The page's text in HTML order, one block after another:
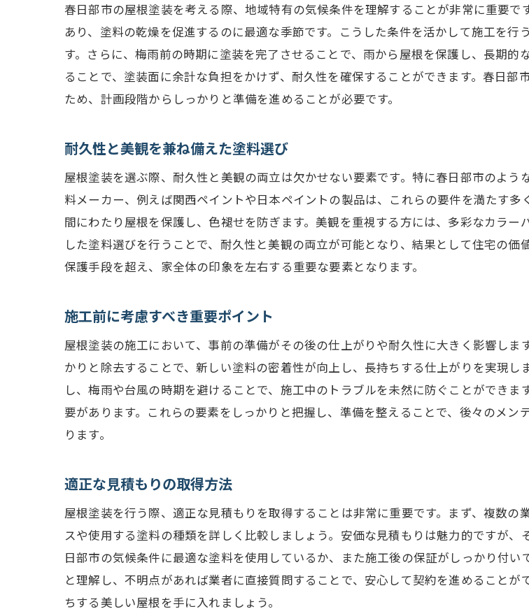
雨や紫外線に対する耐性を確認
防水性と耐熱性の重要性
季節ごとの塗料選びのポイント
色選びがもたらす効果
エコフレンドリーな塗料選択
契約前に確認するべき書類
施工実績の確認方法
業者との信頼関係を築く方法
不安を解消するための質問集
価格と品質のバランスを考える
見積もりの比較ポイント
安価な塗料に潜むリスク
長期的なコストパフォーマンス
耐久性に優れた塗料の特徴
塗料の成分を理解する
塗料メーカーの選び方
再塗装のタイミングを知る
春日部市の屋根塗装を考える際、地域特有の気候条件を理解することが非常に重要
あり、塗料の乾燥を促進するのに最適な季節です。こうした条件を活かして施工を
す。さらに、梅雨前の時期に塗装を完了させることで、雨から屋根を保護し、長期
ることで、塗装面に余計な負担をかけず、耐久性を確保することができます。春日
ため、計画段階からしっかりと準備を進めることが必要です。
耐久性と美観を兼ね備えた塗料選び
屋根塗装を選ぶ際、耐久性と美観の両立は欠かせない要素です。特に春日部市のよ
料メーカー、例えば関西ペイントや日本ペイントの製品は、これらの要件を満たす
間にわたり屋根を保護し、色褪せを防ぎます。美観を重視する方には、多彩なカラ
した塗料選びを行うことで、耐久性と美観の両立が可能となり、結果として住宅の
保護手段を超え、家全体の印象を左右する重要な要素となります。
施工前に考慮すべき重要ポイント
屋根塗装の施工において、事前の準備がその後の仕上がりや耐久性に大きく影響し
かりと除去することで、新しい塗料の密着性が向上し、長持ちする仕上がりを実現
し、梅雨や台風の時期を避けることで、施工中のトラブルを未然に防ぐことができ
要があります。これらの要素をしっかりと把握し、準備を整えることで、後々のメ
ります。
適正な見積もりの取得方法
屋根塗装を行う際、適正な見積もりを取得することは非常に重要です。まず、複数
スや使用する塗料の種類を詳しく比較しましょう。安価な見積もりは魅力的ですが
日部市の気候条件に最適な塗料を使用しているか、また施工後の保証がしっかり付
と理解し、不明点があれば業者に直接質問することで、安心して契約を進めること
ちする美しい屋根を手に入れましょう。